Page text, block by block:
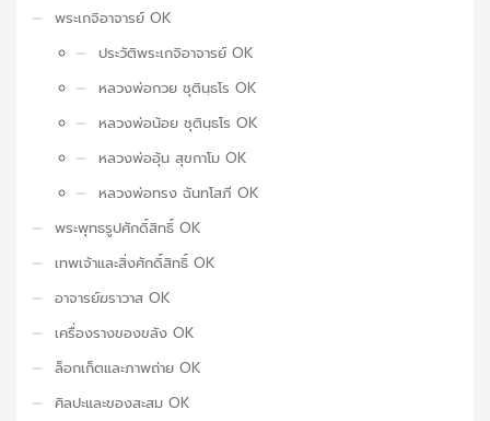
พระเกจิอาจารย์ OK
ประวัติพระเกจิอาจารย์ OK
หลวงพ่อกวย ชุตินฺธโร OK
หลวงพ่อน้อย ชุตินฺธโร OK
หลวงพ่ออุ้น สุขกาโม OK
หลวงพ่อทรง ฉันทโสภี OK
พระพุทธรูปศักดิ์สิทธิ์ OK
เทพเจ้าและสิ่งศักดิ์สิทธิ์ OK
อาจารย์ฆราวาส OK
เครื่องรางของขลัง OK
ล็อกเก็ตและภาพถ่าย OK
ศิลปะและของสะสม OK